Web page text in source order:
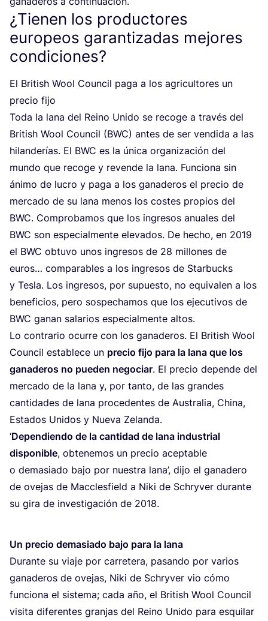
¿Tienen los productores
europeos garantizadas mejores
condiciones?
El Bri­tish Wool Coun­cil paga a los agri­cul­to­res un
pre­cio fijo
Toda la lana del Rei­no Uni­do se reco­ge a tra­vés del
Bri­tish Wool Coun­cil (BWC) antes de ser ven­di­da a las
hilan­de­rías. El BWC es la úni­ca orga­ni­za­ción del
mun­do que reco­ge y reven­de la lana. Fun­cio­na sin
áni­mo de lucro y paga a los gana­de­ros el pre­cio de
mer­ca­do de su lana menos los cos­tes pro­pios del
BWC. Com­pro­ba­mos que los ingre­sos anua­les del
BWC son espe­cial­men­te ele­va­dos. De hecho, en 2019
el BWC obtu­vo unos ingre­sos de 28 millo­nes de
euros… com­pa­ra­bles a los ingre­sos de Star­bucks
y Tes­la. Los ingre­sos, por supues­to, no equi­va­len a los
bene­fi­cios, pero sos­pe­cha­mos que los eje­cu­ti­vos de
BWC ganan sala­rios espe­cial­men­te altos.
Lo con­tra­rio ocu­rre con los gana­de­ros. El Bri­tish Wool
Coun­cil esta­ble­ce un pre­cio fijo para la lana que los
gana­de­ros no pue­den nego­ciar. El pre­cio depen­de del
mer­ca­do de la lana y, por tan­to, de las gran­des
can­ti­da­des de lana pro­ce­den­tes de Aus­tra­lia, Chi­na,
Esta­dos Uni­dos y Nue­va Zelanda.
‘Depen­dien­do de la can­ti­dad de lana indus­trial
dis­po­ni­ble, obte­ne­mos un pre­cio acep­ta­ble
o dema­sia­do bajo por nues­tra lana’, dijo el gana­de­ro
de ove­jas de Mac­cles­field a Niki de Schry­ver duran­te
su gira de inves­ti­ga­ción de 2018.
Un pre­cio dema­sia­do bajo para la lana
Duran­te su via­je por carre­te­ra, pasan­do por varios
gana­de­ros de ove­jas, Niki de Schry­ver vio cómo
fun­cio­na el sis­te­ma; cada año, el Bri­tish Wool Coun­cil
visi­ta dife­ren­tes gran­jas del Rei­no Uni­do para esqui­lar